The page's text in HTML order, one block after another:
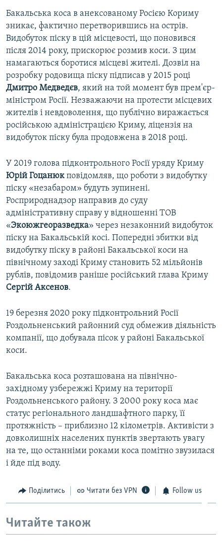
Бакальська коса в анексованому Росією Кориму
зникає, фактично перетворившись на острів.
Видобуток піску в цій місцевості, що поновився
після 2014 року, прискорює розмив коси. З цим
намагаються боротися місцеві жителі. Дозвіл на
розробку родовища піску підписав у 2015 році
Дмитро Медведєв, який на той момент був прем'єр-
міністром Росії. Незважаючи на протести місцевих
жителів і невдоволення, що публічно виражається
російською адміністрацією Криму, ліцензія на
видобуток піску була продовжена в 2018 році.
У 2019 голова підконтрольного Росії уряду Криму
Юрій Гоцанюкповідомляв, що роботи з видобутку
піску «незабаром» будуть зупинені.
Росприроднадзор направив до суду
адміністративну справу у відношенні ТОВ
«Экоюжгеоразведка» через незаконний видобуток
піску на Бакальській косі. Попередні збитки від
видобутку піску в районі Бакальської коси на
північному заході Криму становить 52 мільйонів
рублів, повідомив раніше російський глава Криму
Сергій Аксенов.
19 березня 2020 року підконтрольний Росії
Роздольненський районний суд обмежив діяльність
компанії, що добувала пісок у районі Бакальської
коси.
Бакальська коса розташована на північно-
західному узбережжі Криму на території
Роздольненського району. З 2000 року коса має
статус регіонального ландшафтного парку, її
протяжність – приблизно 12 кілометрів. Активісти з
довколишніх населених пунктів звертають увагу
на те, що останніми роками коса помітно звузилася
і йде під воду.
Поділитись Читати без VPN Follow us
Читайте також